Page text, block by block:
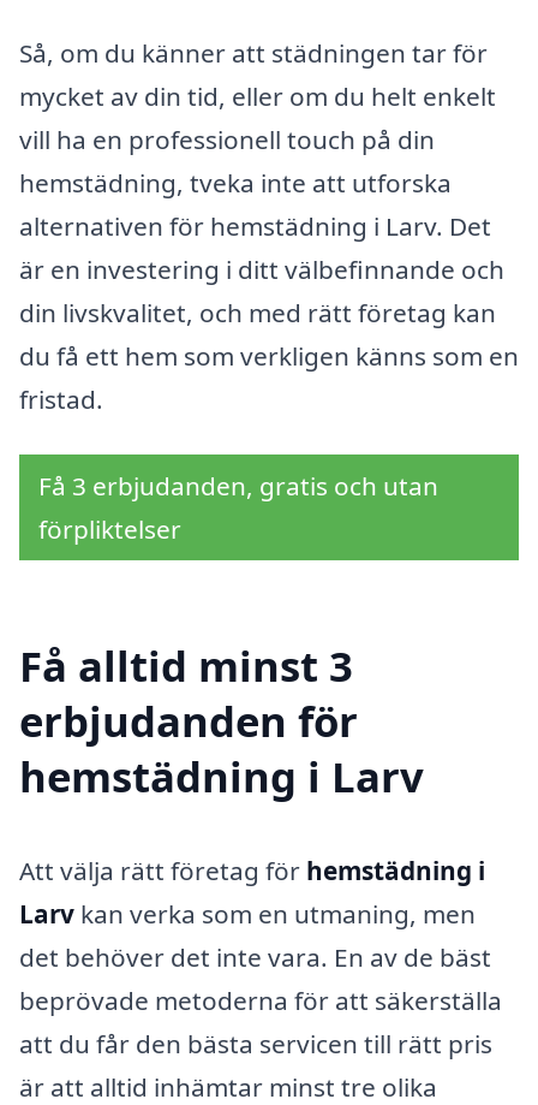
Så, om du känner att städningen tar för
mycket av din tid, eller om du helt enkelt
vill ha en professionell touch på din
hemstädning, tveka inte att utforska
alternativen för hemstädning i Larv. Det
är en investering i ditt välbefinnande och
din livskvalitet, och med rätt företag kan
du få ett hem som verkligen känns som en
fristad.
Få 3 erbjudanden, gratis och utan
förpliktelser
Få alltid minst 3
erbjudanden för
hemstädning i Larv
Att välja rätt företag för hemstädning i
Larv kan verka som en utmaning, men
det behöver det inte vara. En av de bäst
beprövade metoderna för att säkerställa
att du får den bästa servicen till rätt pris
är att alltid inhämtar minst tre olika